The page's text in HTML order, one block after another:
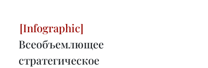
Всеобъемлющее
стратегическое